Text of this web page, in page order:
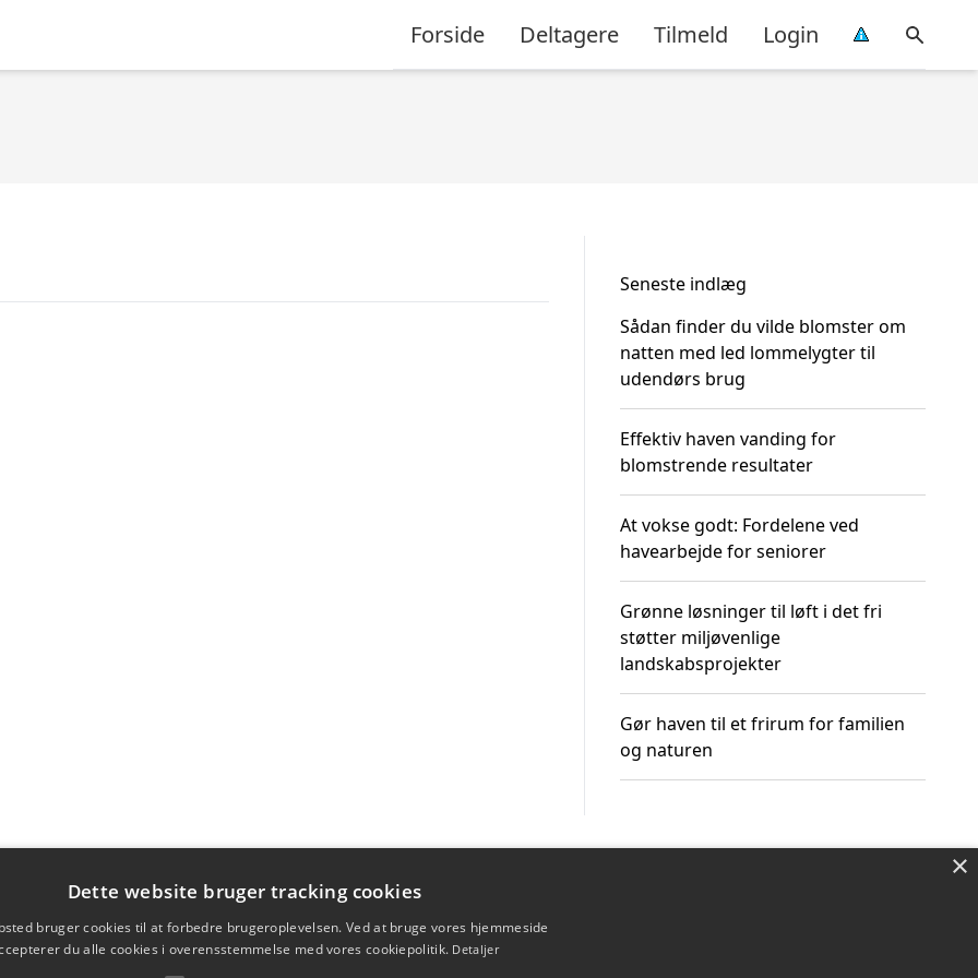
Forside Deltagere Tilmeld Login
Seneste indlæg
Sådan finder du vilde blomster om
natten med led lommelygter til
udendørs brug
Effektiv haven vanding for
blomstrende resultater
At vokse godt: Fordelene ved
havearbejde for seniorer
Grønne løsninger til løft i det fri
støtter miljøvenlige
landskabsprojekter
Gør haven til et frirum for familien
og naturen
×
Dette website bruger tracking cookies
bruger cookies til at forbedre brugeroplevelsen. Ved at bruge vores hjemmeside
du alle cookies i overensstemmelse med vores cookiepolitik. Detaljer